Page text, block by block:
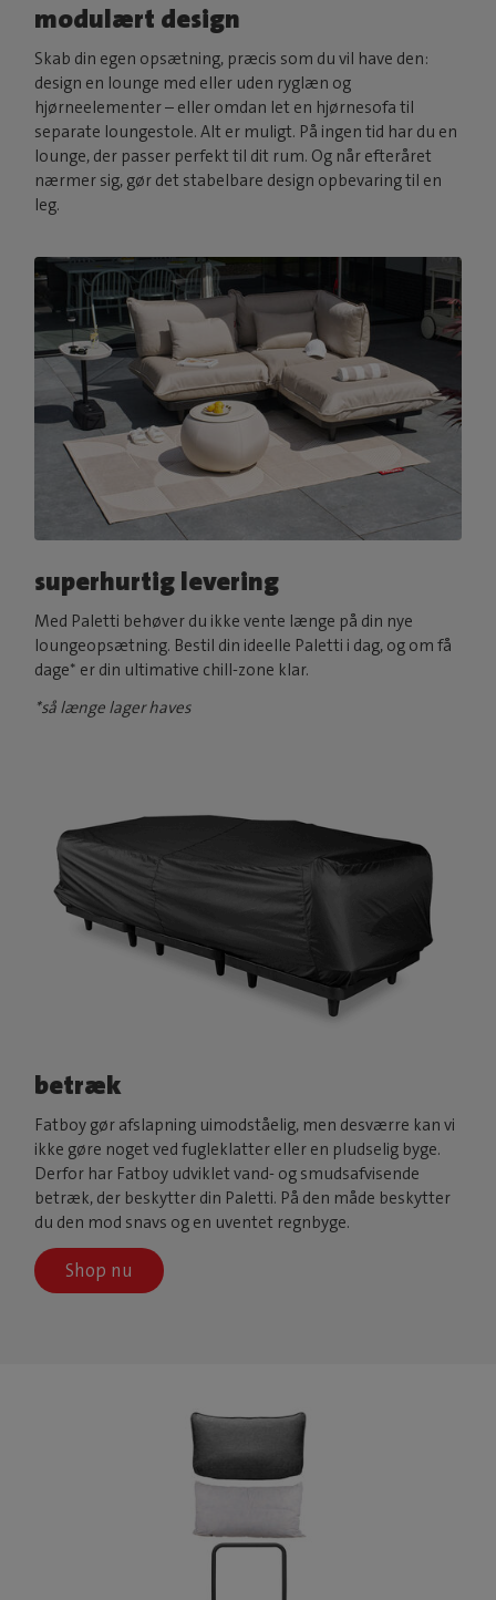
modulært design
Skab din egen opsætning, præcis som du vil have den:
design en lounge med eller uden ryglæn og
hjørneelementer – eller omdan let en hjørnesofa til
separate loungestole. Alt er muligt. På ingen tid har du en
lounge, der passer perfekt til dit rum. Og når efteråret
nærmer sig, gør det stabelbare design opbevaring til en
leg.
superhurtig levering
Med Paletti behøver du ikke vente længe på din nye
loungeopsætning. Bestil din ideelle Paletti i dag, og om få
dage* er din ultimative chill-zone klar.
*så længe lager haves
betræk
Fatboy gør afslapning uimodståelig, men desværre kan vi
ikke gøre noget ved fugleklatter eller en pludselig byge.
Derfor har Fatboy udviklet vand- og smudsafvisende
betræk, der beskytter din Paletti. På den måde beskytter
du den mod snavs og en uventet regnbyge.
Shop nu